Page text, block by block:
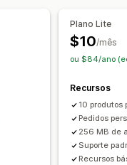
Plano Lite
$10/mês
ou $84/ano
Recursos
10 produtos
Pedidos
256 MB de
Suporte
Recursos